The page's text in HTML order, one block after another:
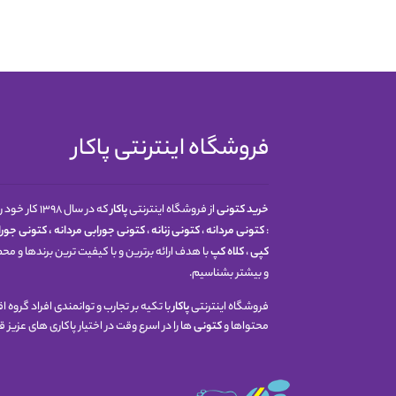
فروشگاه اینترنتی پاکار
خرید کتونیاز فروشگاه اینترنتیپاکار
که در
:کتونی مردانه،کتونی زنانه،کتونی جورابی مردانه،کتونی
کپی،کلاه کپبا هدف ارائه برترین و با کیفیت ترین برندها
و بیشتر بشناسیم.
فروشگاه اینترنتیپاکاربا تکیه بر تجارب و توانمندی افراد
محتواها وکتونیها را در اسرع وقت در اختیار پاکاری های